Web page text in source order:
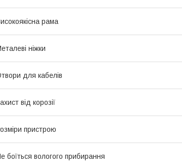
рама
ніжки
для кабелів
від корозії
пристрою
боїться вологого прибирання